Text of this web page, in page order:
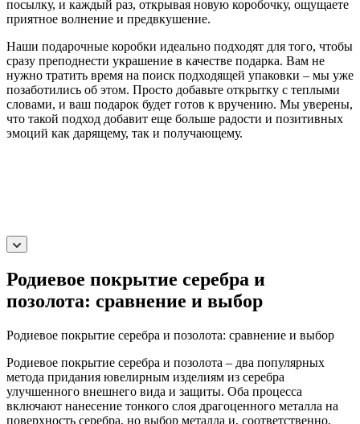
посылку, и каждый раз, открывая новую коробочку, ощущаете
приятное волнение и предвкушение.
Наши подарочные коробки идеально подходят для того, чтобы
сразу преподнести украшение в качестве подарка. Вам не
нужно тратить время на поиск подходящей упаковки – мы уже
позаботились об этом. Просто добавьте открытку с теплыми
словами, и ваш подарок будет готов к вручению. Мы уверены,
что такой подход добавит еще больше радости и позитивных
эмоций как дарящему, так и получающему.
Родиевое покрытие серебра и
позолота: сравнение и выбор
Родиевое покрытие серебра и позолота: сравнение и выбор
Родиевое покрытие серебра и позолота – два популярных
метода придания ювелирным изделиям из серебра
улучшенного внешнего вида и защиты. Оба процесса
включают нанесение тонкого слоя драгоценного металла на
поверхность серебра, но выбор металла и, соответственно,